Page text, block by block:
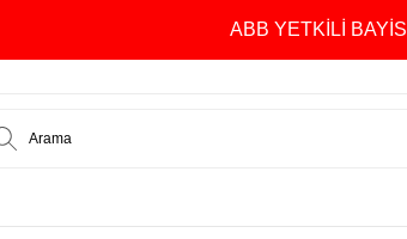
ABB YETKİLİ BAYİSİ